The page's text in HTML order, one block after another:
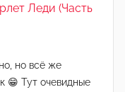
Леди (Часть
но всё же
😁 Тут очевидные